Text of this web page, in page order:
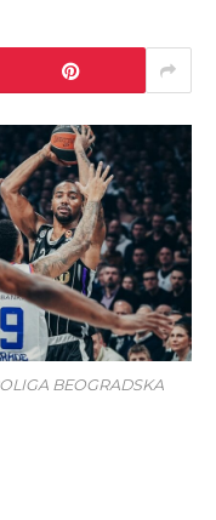
BEOGRADSKA